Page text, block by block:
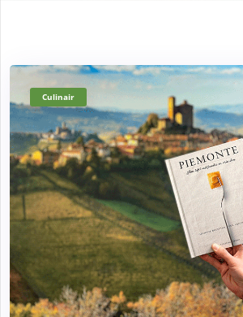
Culinair